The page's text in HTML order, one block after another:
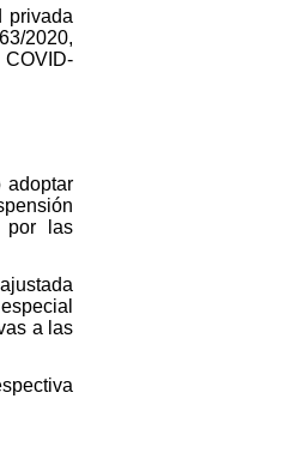
privada
2020,
COVID-
adoptar
por las
a las